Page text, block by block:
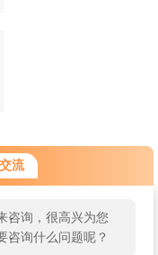
流
咨询，很高兴为您
咨询什么问题呢？